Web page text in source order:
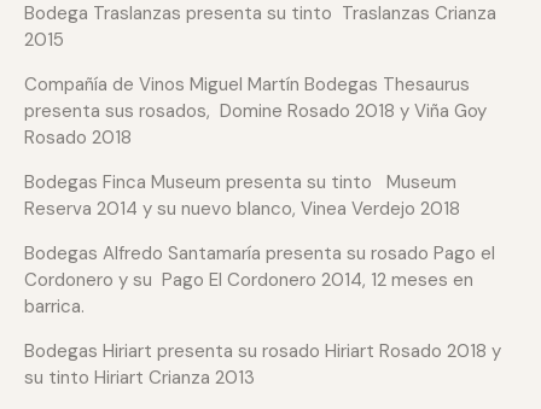
Bodega Traslanzas presenta su tinto Traslanzas Crianza
2015
Compañía de Vinos Miguel Martín Bodegas Thesaurus
presenta sus rosados, Domine Rosado 2018 y Viña Goy
Rosado 2018
Bodegas Finca Museum presenta su tinto Museum
Reserva 2014 y su nuevo blanco, Vinea Verdejo 2018
Bodegas Alfredo Santamaría presenta su rosado Pago el
Cordonero y su Pago El Cordonero 2014, 12 meses en
barrica.
Bodegas Hiriart presenta su rosado Hiriart Rosado 2018 y
su tinto Hiriart Crianza 2013